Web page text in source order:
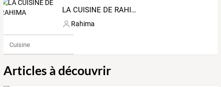
LA CUISINE DE RAHIMA
Rahima
Cuisine
Articles à découvrir